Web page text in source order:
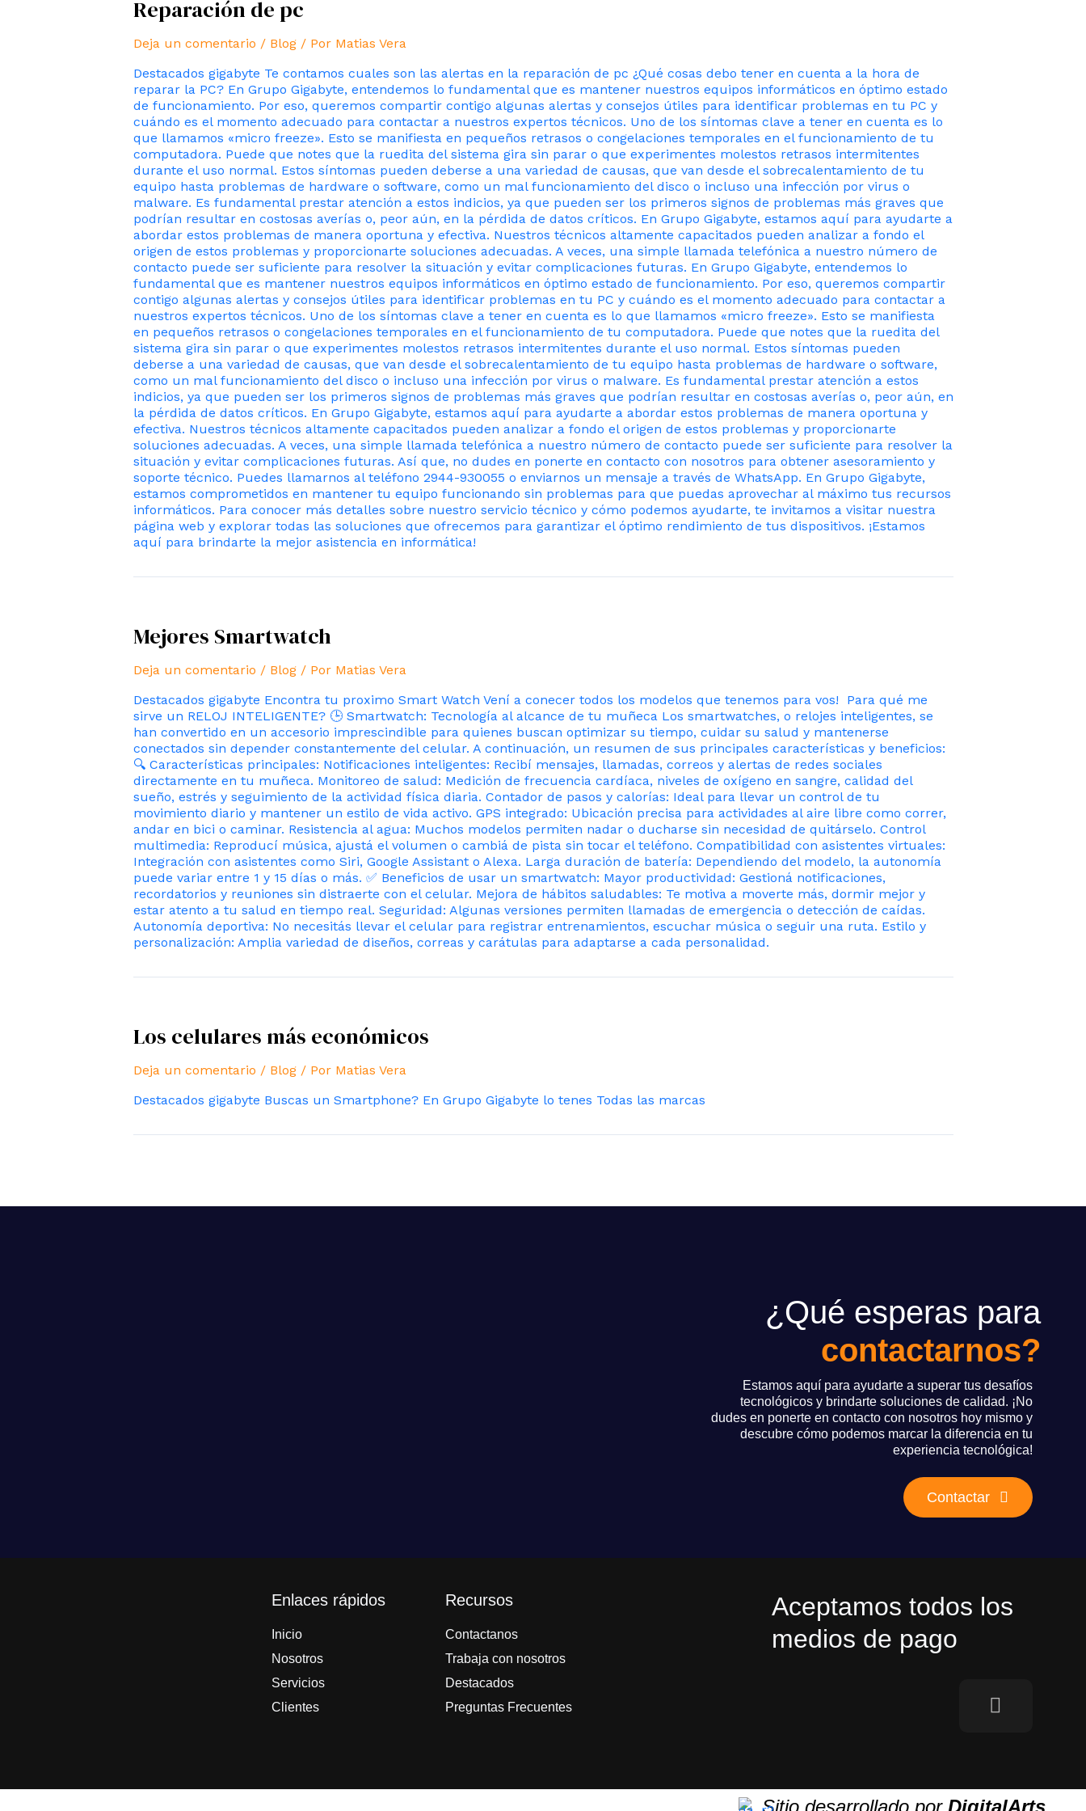
Reparación de pc
Deja un comentario / Blog/ Por Matias Vera
Destacados gigabyte Te contamos cuales son las alertas en la reparación de pc ¿Qué cosas debo tener en cuenta a la hora de
reparar la PC? En Grupo Gigabyte, entendemos lo fundamental que es mantener nuestros equipos informáticos en óptimo estado
de funcionamiento. Por eso, queremos compartir contigo algunas alertas y consejos útiles para identificar problemas en tu PC y
cuándo es el momento adecuado para contactar a nuestros expertos técnicos. Uno de los síntomas clave a tener en cuenta es lo
que llamamos «micro freeze». Esto se manifiesta en pequeños retrasos o congelaciones temporales en el funcionamiento de tu
computadora. Puede que notes que la ruedita del sistema gira sin parar o que experimentes molestos retrasos intermitentes
durante el uso normal. Estos síntomas pueden deberse a una variedad de causas, que van desde el sobrecalentamiento de tu
equipo hasta problemas de hardware o software, como un mal funcionamiento del disco o incluso una infección por virus o
malware. Es fundamental prestar atención a estos indicios, ya que pueden ser los primeros signos de problemas más graves que
podrían resultar en costosas averías o, peor aún, en la pérdida de datos críticos. En Grupo Gigabyte, estamos aquí para ayudarte a
abordar estos problemas de manera oportuna y efectiva. Nuestros técnicos altamente capacitados pueden analizar a fondo el
origen de estos problemas y proporcionarte soluciones adecuadas. A veces, una simple llamada telefónica a nuestro número de
contacto puede ser suficiente para resolver la situación y evitar complicaciones futuras. En Grupo Gigabyte, entendemos lo
fundamental que es mantener nuestros equipos informáticos en óptimo estado de funcionamiento. Por eso, queremos compartir
contigo algunas alertas y consejos útiles para identificar problemas en tu PC y cuándo es el momento adecuado para contactar a
nuestros expertos técnicos. Uno de los síntomas clave a tener en cuenta es lo que llamamos «micro freeze». Esto se manifiesta
en pequeños retrasos o congelaciones temporales en el funcionamiento de tu computadora. Puede que notes que la ruedita del
sistema gira sin parar o que experimentes molestos retrasos intermitentes durante el uso normal. Estos síntomas pueden
deberse a una variedad de causas, que van desde el sobrecalentamiento de tu equipo hasta problemas de hardware o software,
como un mal funcionamiento del disco o incluso una infección por virus o malware. Es fundamental prestar atención a estos
indicios, ya que pueden ser los primeros signos de problemas más graves que podrían resultar en costosas averías o, peor aún, en
la pérdida de datos críticos. En Grupo Gigabyte, estamos aquí para ayudarte a abordar estos problemas de manera oportuna y
efectiva. Nuestros técnicos altamente capacitados pueden analizar a fondo el origen de estos problemas y proporcionarte
soluciones adecuadas. A veces, una simple llamada telefónica a nuestro número de contacto puede ser suficiente para resolver la
situación y evitar complicaciones futuras. Así que, no dudes en ponerte en contacto con nosotros para obtener asesoramiento y
soporte técnico. Puedes llamarnos al teléfono 2944-930055 o enviarnos un mensaje a través de WhatsApp. En Grupo Gigabyte,
estamos comprometidos en mantener tu equipo funcionando sin problemas para que puedas aprovechar al máximo tus recursos
informáticos. Para conocer más detalles sobre nuestro servicio técnico y cómo podemos ayudarte, te invitamos a visitar nuestra
página web y explorar todas las soluciones que ofrecemos para garantizar el óptimo rendimiento de tus dispositivos. ¡Estamos
aquí para brindarte la mejor asistencia en informática!
Mejores Smartwatch
Deja un comentario / Blog/ Por Matias Vera
Destacados gigabyte Encontra tu proximo Smart Watch Vení a conecer todos los modelos que tenemos para vos! Para qué me
sirve un RELOJ INTELIGENTE? 🕒 Smartwatch: Tecnología al alcance de tu muñeca Los smartwatches, o relojes inteligentes, se
han convertido en un accesorio imprescindible para quienes buscan optimizar su tiempo, cuidar su salud y mantenerse
conectados sin depender constantemente del celular. A continuación, un resumen de sus principales características y beneficios:
🔍 Características principales: Notificaciones inteligentes: Recibí mensajes, llamadas, correos y alertas de redes sociales
directamente en tu muñeca. Monitoreo de salud: Medición de frecuencia cardíaca, niveles de oxígeno en sangre, calidad del
sueño, estrés y seguimiento de la actividad física diaria. Contador de pasos y calorías: Ideal para llevar un control de tu
movimiento diario y mantener un estilo de vida activo. GPS integrado: Ubicación precisa para actividades al aire libre como correr,
andar en bici o caminar. Resistencia al agua: Muchos modelos permiten nadar o ducharse sin necesidad de quitárselo. Control
multimedia: Reproducí música, ajustá el volumen o cambiá de pista sin tocar el teléfono. Compatibilidad con asistentes virtuales:
Integración con asistentes como Siri, Google Assistant o Alexa. Larga duración de batería: Dependiendo del modelo, la autonomía
puede variar entre 1 y 15 días o más. ✅ Beneficios de usar un smartwatch: Mayor productividad: Gestioná notificaciones,
recordatorios y reuniones sin distraerte con el celular. Mejora de hábitos saludables: Te motiva a moverte más, dormir mejor y
estar atento a tu salud en tiempo real. Seguridad: Algunas versiones permiten llamadas de emergencia o detección de caídas.
Autonomía deportiva: No necesitás llevar el celular para registrar entrenamientos, escuchar música o seguir una ruta. Estilo y
personalización: Amplia variedad de diseños, correas y carátulas para adaptarse a cada personalidad.
Los celulares más económicos
Deja un comentario / Blog/ Por Matias Vera
Destacados gigabyte Buscas un Smartphone? En Grupo Gigabyte lo tenes Todas las marcas
¿Qué esperas para
contactarnos?
Estamos aquí para ayudarte a superar tus desafíos
tecnológicos y brindarte soluciones de calidad. ¡No
dudes en ponerte en contacto con nosotros hoy mismo y
descubre cómo podemos marcar la diferencia en tu
experiencia tecnológica!
Contactar
Enlaces rápidos
Inicio
Nosotros
Servicios
Clientes
Recursos
Contactanos
Trabaja con nosotros
Destacados
Preguntas Frecuentes
Aceptamos todos los
medios de pago
Sitio desarrollado por DigitalArts